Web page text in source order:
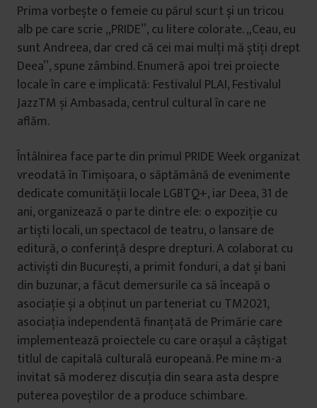
Prima vorbește o femeie cu părul scurt și un tricou
alb pe care scrie „PRIDE”, cu litere colorate. „Ceau, eu
sunt Andreea, dar cred că cei mai mulți mă știți drept
Deea”, spune zâmbind. Enumeră apoi trei proiecte
locale în care e implicată: Festivalul PLAI, Festivalul
JazzTM și Ambasada, centrul cultural în care ne
aflăm.
Întâlnirea face parte din primul PRIDE Week organizat
vreodată în Timișoara, o săptămână de evenimente
dedicate comunității locale LGBTQ+, iar Deea, 31 de
ani, organizează o parte dintre ele: o expoziție cu
artiști locali, un spectacol de teatru, o lansare de
editură, o conferință despre drepturi. A colaborat cu
activiști din București, a primit fonduri, a dat și bani
din buzunar, a făcut demersurile ca să înceapă o
asociație și a obținut un parteneriat cu TM2021,
asociația independentă finanțată de Primărie care
implementează proiectele cu care orașul a câștigat
titlul de capitală culturală europeană. Pe mine m-a
invitat să moderez discuția din seara asta despre
puterea poveștilor de a produce schimbare.